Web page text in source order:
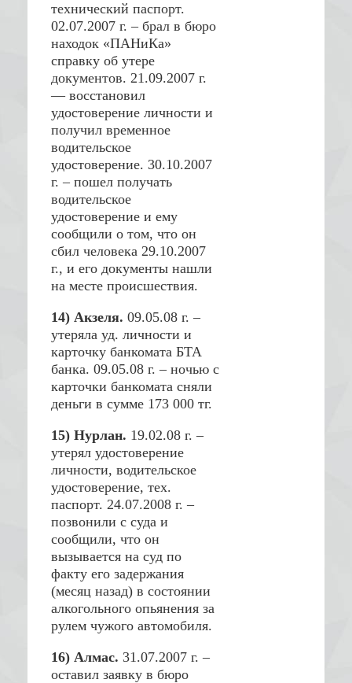
технический паспорт.
02.07.2007 г. – брал в бюро
находок «ПАНиКа»
справку об утере
документов. 21.09.2007 г.
— восстановил
удостоверение личности и
получил временное
водительское
удостоверение. 30.10.2007
г. – пошел получать
водительское
удостоверение и ему
сообщили о том, что он
сбил человека 29.10.2007
г., и его документы нашли
на месте происшествия.
14) Акзеля. 09.05.08 г. –
утеряла уд. личности и
карточку банкомата БТА
банка. 09.05.08 г. – ночью с
карточки банкомата сняли
деньги в сумме 173 000 тг.
15) Нурлан. 19.02.08 г. –
утерял удостоверение
личности, водительское
удостоверение, тех.
паспорт. 24.07.2008 г. –
позвонили с суда и
сообщили, что он
вызывается на суд по
факту его задержания
(месяц назад) в состоянии
алкогольного опьянения за
рулем чужого автомобиля.
16) Алмас. 31.07.2007 г. –
оставил заявку в бюро